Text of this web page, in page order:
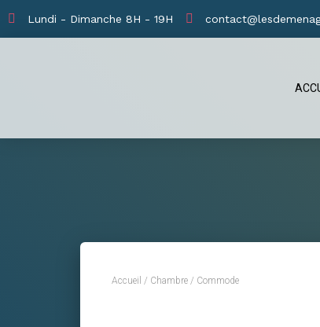
Lundi - Dimanche 8H - 19H
Accueil / Chambre / Commode